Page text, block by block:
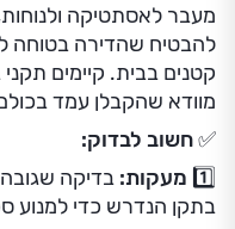
מעבר לאסתטיקה
להבטיח שהדירה בטוחה
קטנים בבית. קיימים
מוודא שהקבלן עמד
✅ חשוב לבדוק:
1️⃣ מעקות:
בדיקה
בתקן הנדרש כדי למנוע